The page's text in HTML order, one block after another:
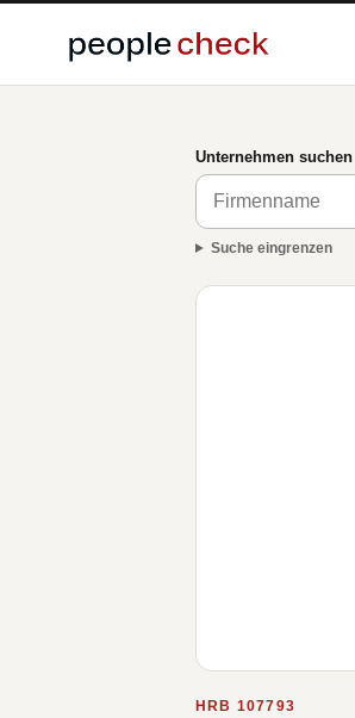
Unternehmen suchen
Suche eingrenzen
HRB 107793